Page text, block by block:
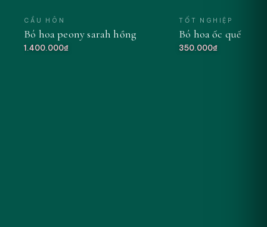
MỚI
CẦU HÔN
Bó hoa peony sarah hồng
1.400.000₫
TỐT NGHIỆP
Bó hoa ốc quế
350.000₫